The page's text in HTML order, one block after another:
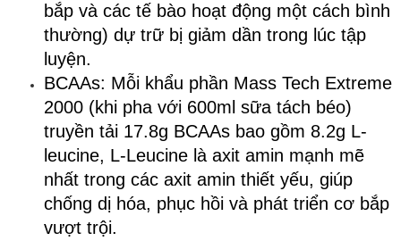
bắp và các tế bào hoạt động một cách bình
thường) dự trữ bị giảm dần trong lúc tập
luyện.
BCAAs: Mỗi khẩu phần Mass Tech Extreme
2000 (khi pha với 600ml sữa tách béo)
truyền tải 17.8g BCAAs bao gồm 8.2g L-
leucine, L-Leucine là axit amin mạnh mẽ
nhất trong các axit amin thiết yếu, giúp
chống dị hóa, phục hồi và phát triển cơ bắp
vượt trội.